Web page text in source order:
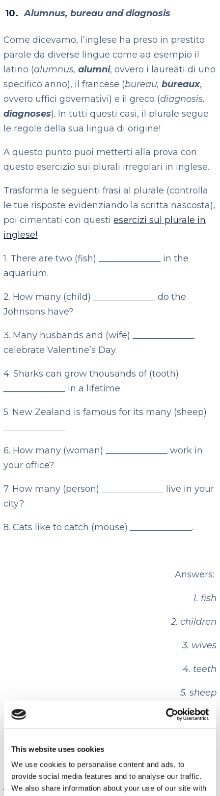
This website uses cookies
We use cookies to personalise content and ads, to
provide social media features and to analyse our traffic.
We also share information about your use of our site with
Alumnus, bureau and diagnosis
Come dicevamo, l’inglese ha preso in prestito
parole da diverse lingue come ad esempio il
latino (alumnus,alumni, ovvero i laureati di uno
specifico anno), il francese (bureau,bureaux,
ovvero uffici governativi) e il greco (diagnosis,
diagnoses). In tutti questi casi, il plurale segue
le regole della sua lingua di origine!
A questo punto puoi metterti alla prova con
questo esercizio sui plurali irregolari in inglese.
Trasforma le seguenti frasi al plurale (controlla
le tue risposte evidenziando la scritta nascosta),
poi cimentati con questiesercizi sul plurale in
inglese!
1. There are two (fish) ______________ in the
aquarium.
2. How many (child) ______________ do the
Johnsons have?
3. Many husbands and (wife) ______________
celebrate Valentine’s Day.
4. Sharks can grow thousands of (tooth)
______________ in a lifetime.
5. New Zealand is famous for its many (sheep)
______________.
6. How many (woman) ______________ work in
your office?
7. How many (person) ______________ live in your
city?
8. Cats like to catch (mouse) ______________.
Answers:
1. fish
2. children
3. wives
4. teeth
5. sheep
6. women
Alexandra P. – Teacher